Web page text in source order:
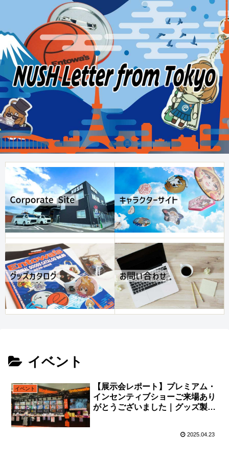
イベント
イベント
【展示会レポート】プレミアム・
インセンティブショーご来場あり
がとうございました｜グッズ製作
2025.04.23